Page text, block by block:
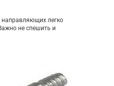
легко
не спешить и